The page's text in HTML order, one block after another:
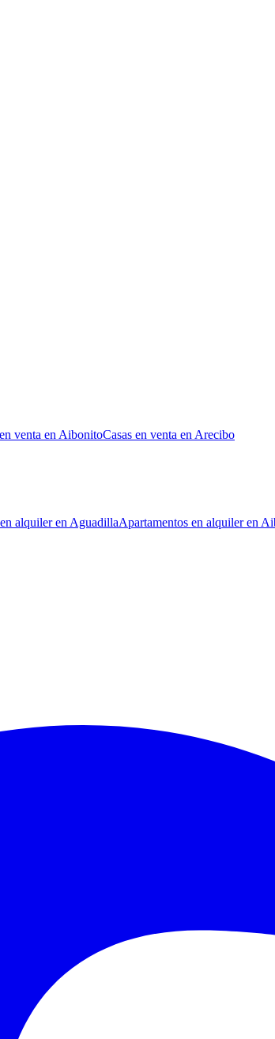
venta en AibonitoCasas en venta en Arecibo
alquiler en AguadillaApartamentos en alquiler en